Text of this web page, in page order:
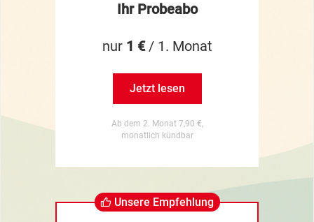
Ihr Probeabo
nur 1 €/ 1. Monat
Jetzt lesen
Ab dem 2. Monat 7,90 €,
monatlich kündbar
Unsere Empfehlung